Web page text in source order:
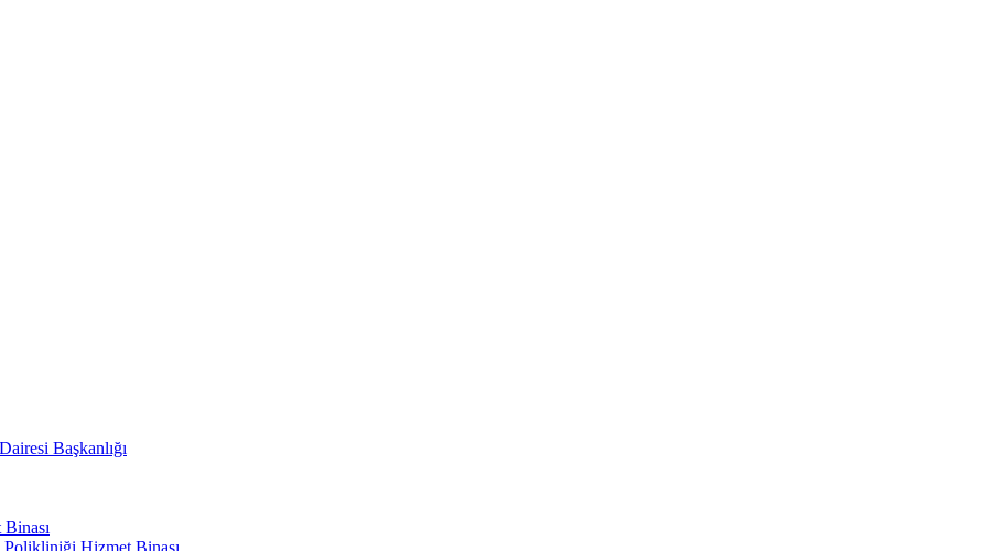
Başkanlığı
Polikliniği Hizmet Binası